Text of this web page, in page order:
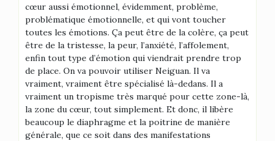
cœur aussi émotionnel, évidemment, problème,
problématique émotionnelle, et qui vont toucher
toutes les émotions. Ça peut être de la colère, ça peut
être de la tristesse, la peur, l’anxiété, l’affolement,
enfin tout type d’émotion qui viendrait prendre trop
de place. On va pouvoir utiliser Neiguan. Il va
vraiment, vraiment être spécialisé là-dedans. Il a
vraiment un tropisme très marqué pour cette zone-là,
la zone du cœur, tout simplement. Et donc, il libère
beaucoup le diaphragme et la poitrine de manière
générale, que ce soit dans des manifestations